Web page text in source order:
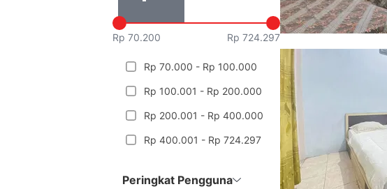
Rp 70.200 Rp 724.297
Rp 70.000 - Rp 100.000
Rp 100.001 - Rp 200.000
Rp 200.001 - Rp 400.000
Rp 400.001 - Rp 724.297
Peringkat Pengguna